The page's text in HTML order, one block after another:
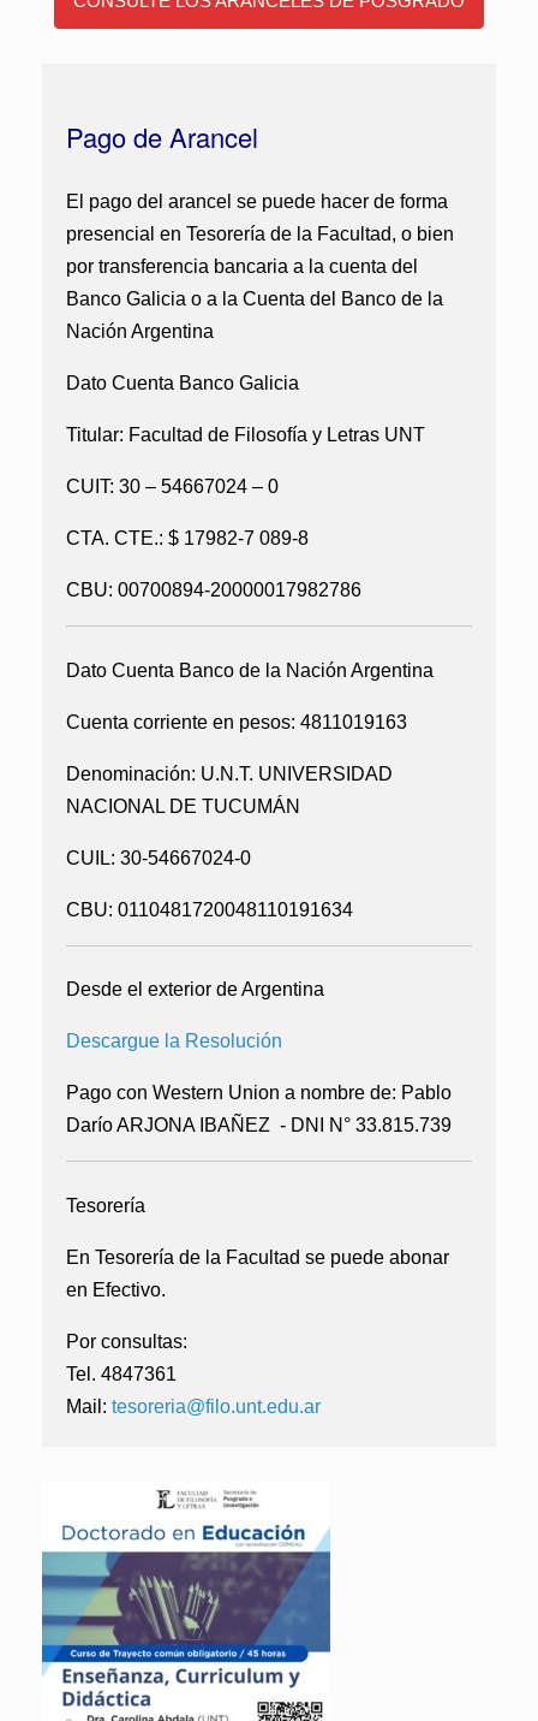
Pago de Arancel
El pago del arancel se puede hacer de forma
presencial en Tesorería de la Facultad, o bien
por transferencia bancaria a la cuenta del
Banco Galicia o a la Cuenta del Banco de la
Nación Argentina
Dato Cuenta Banco Galicia
Titular: Facultad de Filosofía y Letras UNT
CUIT: 30 – 54667024 – 0
CTA. CTE.: $ 17982-7 089-8
CBU: 00700894-20000017982786
Dato Cuenta Banco de la Nación Argentina
Cuenta corriente en pesos: 4811019163
Denominación: U.N.T. UNIVERSIDAD
NACIONAL DE TUCUMÁN
CUIL: 30-54667024-0
CBU: 0110481720048110191634
Desde el exterior de Argentina
Descargue la Resolución
Pago con Western Union a nombre de: Pablo
Darío ARJONA IBAÑEZ - DNI N° 33.815.739
Tesorería
En Tesorería de la Facultad se puede abonar
en Efectivo.
Por consultas:
Tel. 4847361
Mail: tesoreria@filo.unt.edu.ar